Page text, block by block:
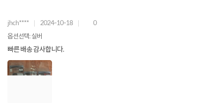
jhch**** 2024-10-18 0
옵션선택: 실버
빠른 배송 감사합니다.